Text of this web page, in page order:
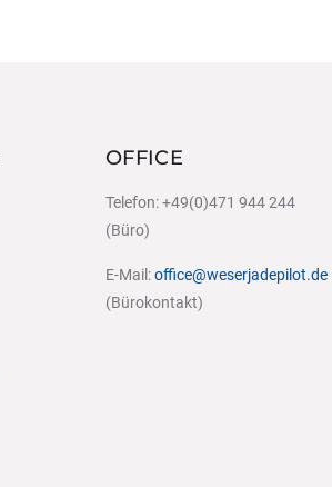
OFFICE
Telefon: +49(0)471 944 244
(Büro)
E-Mail:office@weserjadepilot.de
(Bürokontakt)